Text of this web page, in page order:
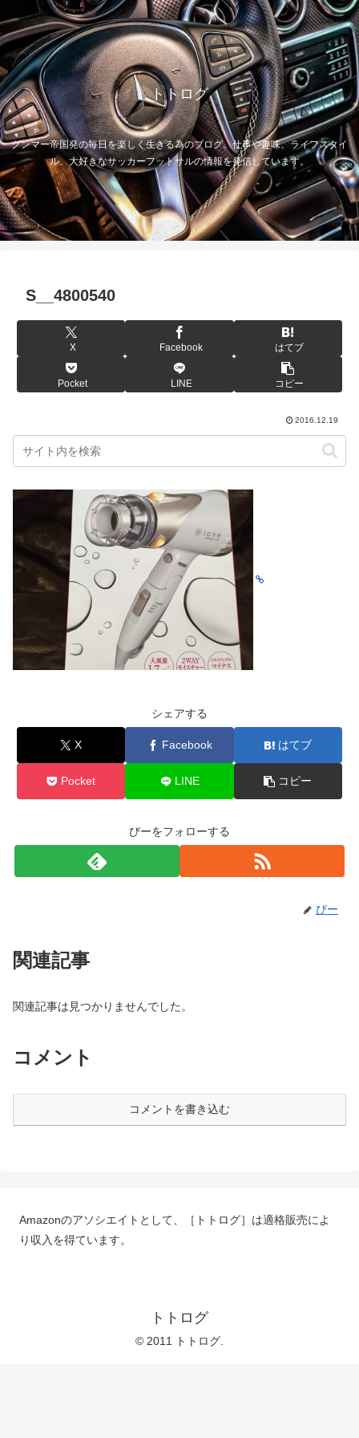
トトログ
グンマー帝国発の毎日を楽しく生きる為のブログ。仕事や趣味、ライフスタイ
ル、大好きなサッカーフットサルの情報を発信しています。
S__4800540
X Facebook はてブ
Pocket LINE コピー
2016.12.19
シェアする
X Facebook はてブ
Pocket LINE コピー
びーをフォローする
びー
関連記事
関連記事は見つかりませんでした。
コメント
コメントを書き込む
Amazonのアソシエイトとして、［トトログ］は適格販売によ
り収入を得ています。
トトログ
© 2011 トトログ.